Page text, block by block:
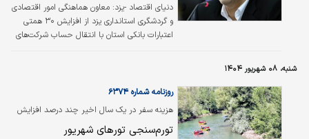
دنیای اقتصاد -یزد: معاون هماهنگی امور اقتصادی
و گردشگری استانداری یزد از افزایش ۳۰ همتی
اعتبارات بانکی استان با انتقال حساب شرکت‌های
هزار‌میلیارد تومان (همت) افزایش یافته است.
شنبه، ۰۸ شهریور ۱۴۰۴
هزینه سفر در یک سال اخیر چند درصد افزایش
روزنامه شماره ۶۳۷۴
تورم‌سنجی تورهای شهریور